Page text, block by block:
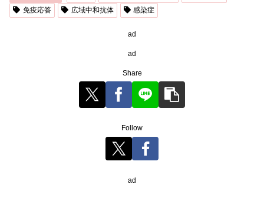
免疫応答
広域中和抗体 感染症
ad
ad
Share
Follow
ad